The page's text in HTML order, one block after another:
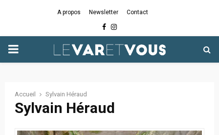
A propos Newsletter Contact
Facebook
Instagram
PRIMARY
Accueil Sylvain Héraud
Sylvain Héraud